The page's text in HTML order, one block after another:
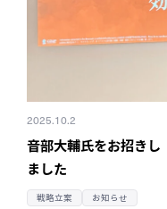
2025.10.2
音部大輔氏をお招き
ました
戦略立案 お知らせ